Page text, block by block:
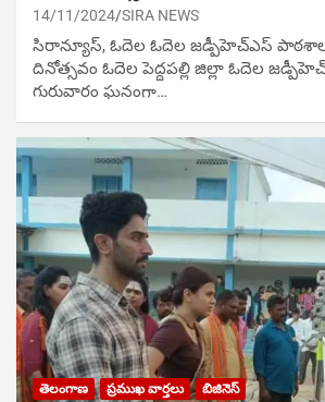
14/11/2024 SIRA NEWS
సిరాన్యూస్, ఓదెల ఓదెల జ‌డ్పీహెచ్ఎస్
దినోత్సవం ఓదెల పెద్దపల్లి జిల్లా ఓదెల
గురువారం ఘనంగా…
తెలంగాణ ప్రముఖ వార్తలు బిజినెస్